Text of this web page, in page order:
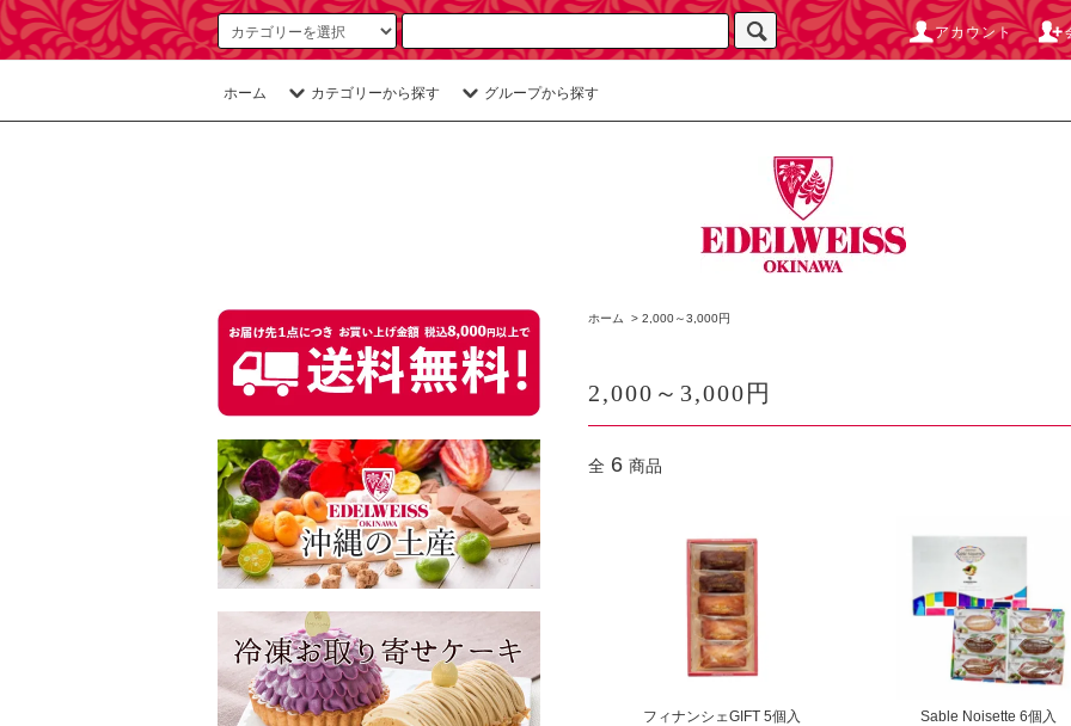
アカウント
ホーム カテゴリーから探す グループから探す
ホーム > 2,000～3,000円
2,000～3,000円
全 6 商品
フィナンシェGIFT 5個入
Sable Noisette 6個入